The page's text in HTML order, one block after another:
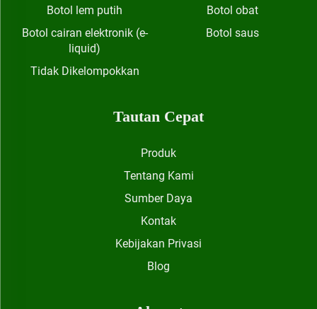
Botol lem putih
Botol obat
Botol cairan elektronik (e-
liquid)
Botol saus
Tidak Dikelompokkan
Tautan Cepat
Produk
Tentang Kami
Sumber Daya
Kontak
Kebijakan Privasi
Blog